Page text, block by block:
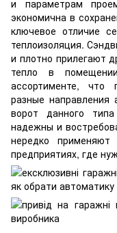
и параметрам
экономична в
ключевое отличие
теплоизоляция.
и плотно прилегают
тепло в
ассортименте, что
разные направления
ворот данного
надежны и
нередко
предприятиях, где